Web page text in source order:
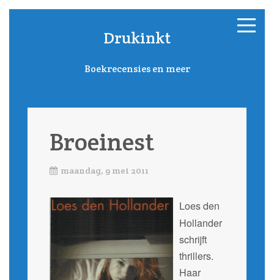
Drukinkt
Boekrecensies en meer
Broeinest
maandag, 9 mei 2011
Loes den
Hollander
schrijft
thrillers.
Haar